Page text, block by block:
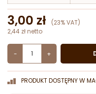
3,00 zł (23% VAT)
2,44 zł netto
- +
PRODUKT DOSTĘPNY W